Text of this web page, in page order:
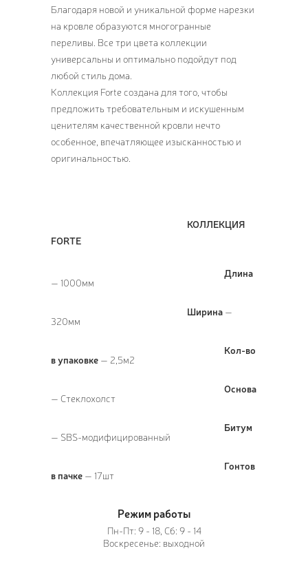
Благодаря новой и уникальной форме нарезки
на кровле образуются многогранные
переливы. Все три цвета коллекции
универсальны и оптимально подойдут под
любой стиль дома.
Коллекция Forte создана для того, чтобы
предложить требовательным и искушенным
ценителям качественной кровли нечто
особенное, впечатляющее изысканностью и
оригинальностью.
КОЛЛЕКЦИЯ
FORTE
Длина
— 1000мм
Ширина —
320мм
Кол-во
в упаковке — 2,5м2
Основа
— Стеклохолст
Битум
— SBS-модифицированный
Гонтов
в пачке — 17шт
Режим работы
Пн-Пт: 9 - 18, Сб: 9 - 14
Воскресенье: выходной